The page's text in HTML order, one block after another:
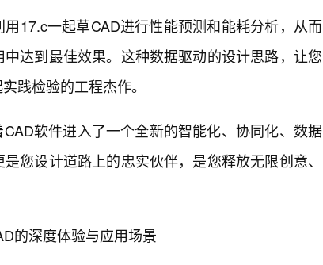
17.c一起草CAD进行性能预测和能耗分析，从而
达到最佳效果。这种数据驱动的设计思路，让您
践检验的工程杰作。
软件进入了一个全新的智能化、协同化、数据
您设计道路上的忠实伙伴，是您释放无限创意、
的深度体验与应用场景